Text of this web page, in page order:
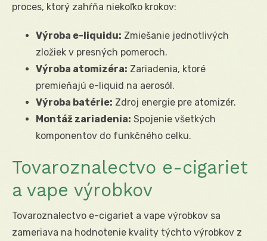
proces, ktorý zahŕňa niekoľko krokov:
Výroba e-liquidu: Zmiešanie jednotlivých
zložiek v presných pomeroch.
Výroba atomizéra: Zariadenia, ktoré
premieňajú e-liquid na aerosól.
Výroba batérie: Zdroj energie pre atomizér.
Montáž zariadenia: Spojenie všetkých
komponentov do funkčného celku.
Tovaroznalectvo e-cigariet
a vape výrobkov
Tovaroznalectvo e-cigariet a vape výrobkov sa
zameriava na hodnotenie kvality týchto výrobkov z